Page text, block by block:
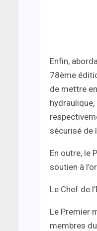
Enfin,
78ème
de mettre
sécurisé de
En outre, le
soutien à
Le Chef de
Le Premier
membres